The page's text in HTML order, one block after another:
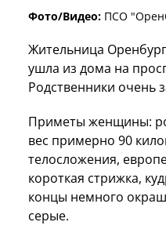
Фото/Видео: ПСО
Жительница
ушла из дома на
Родственники очень
Приметы женщины:
вес примерно 90
телосложения,
короткая стрижка,
концы немного
серые.